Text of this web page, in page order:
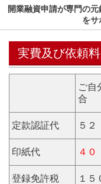
開業融資申請が専門の
をサ
実費及び依頼料
ご自
合
定款認証代 ５２
印紙代 ４０
登録免許税 １５